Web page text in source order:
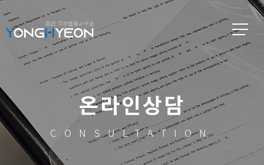
온라인상담
CONSULTATION